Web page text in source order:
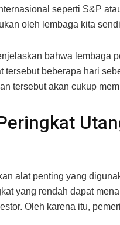
seperti S&P
oleh lembaga kita
bahwa lembaga
tersebut beberapa hari
tersebut akan cukup
alat penting yang
yang rendah dapat
Oleh karena itu,